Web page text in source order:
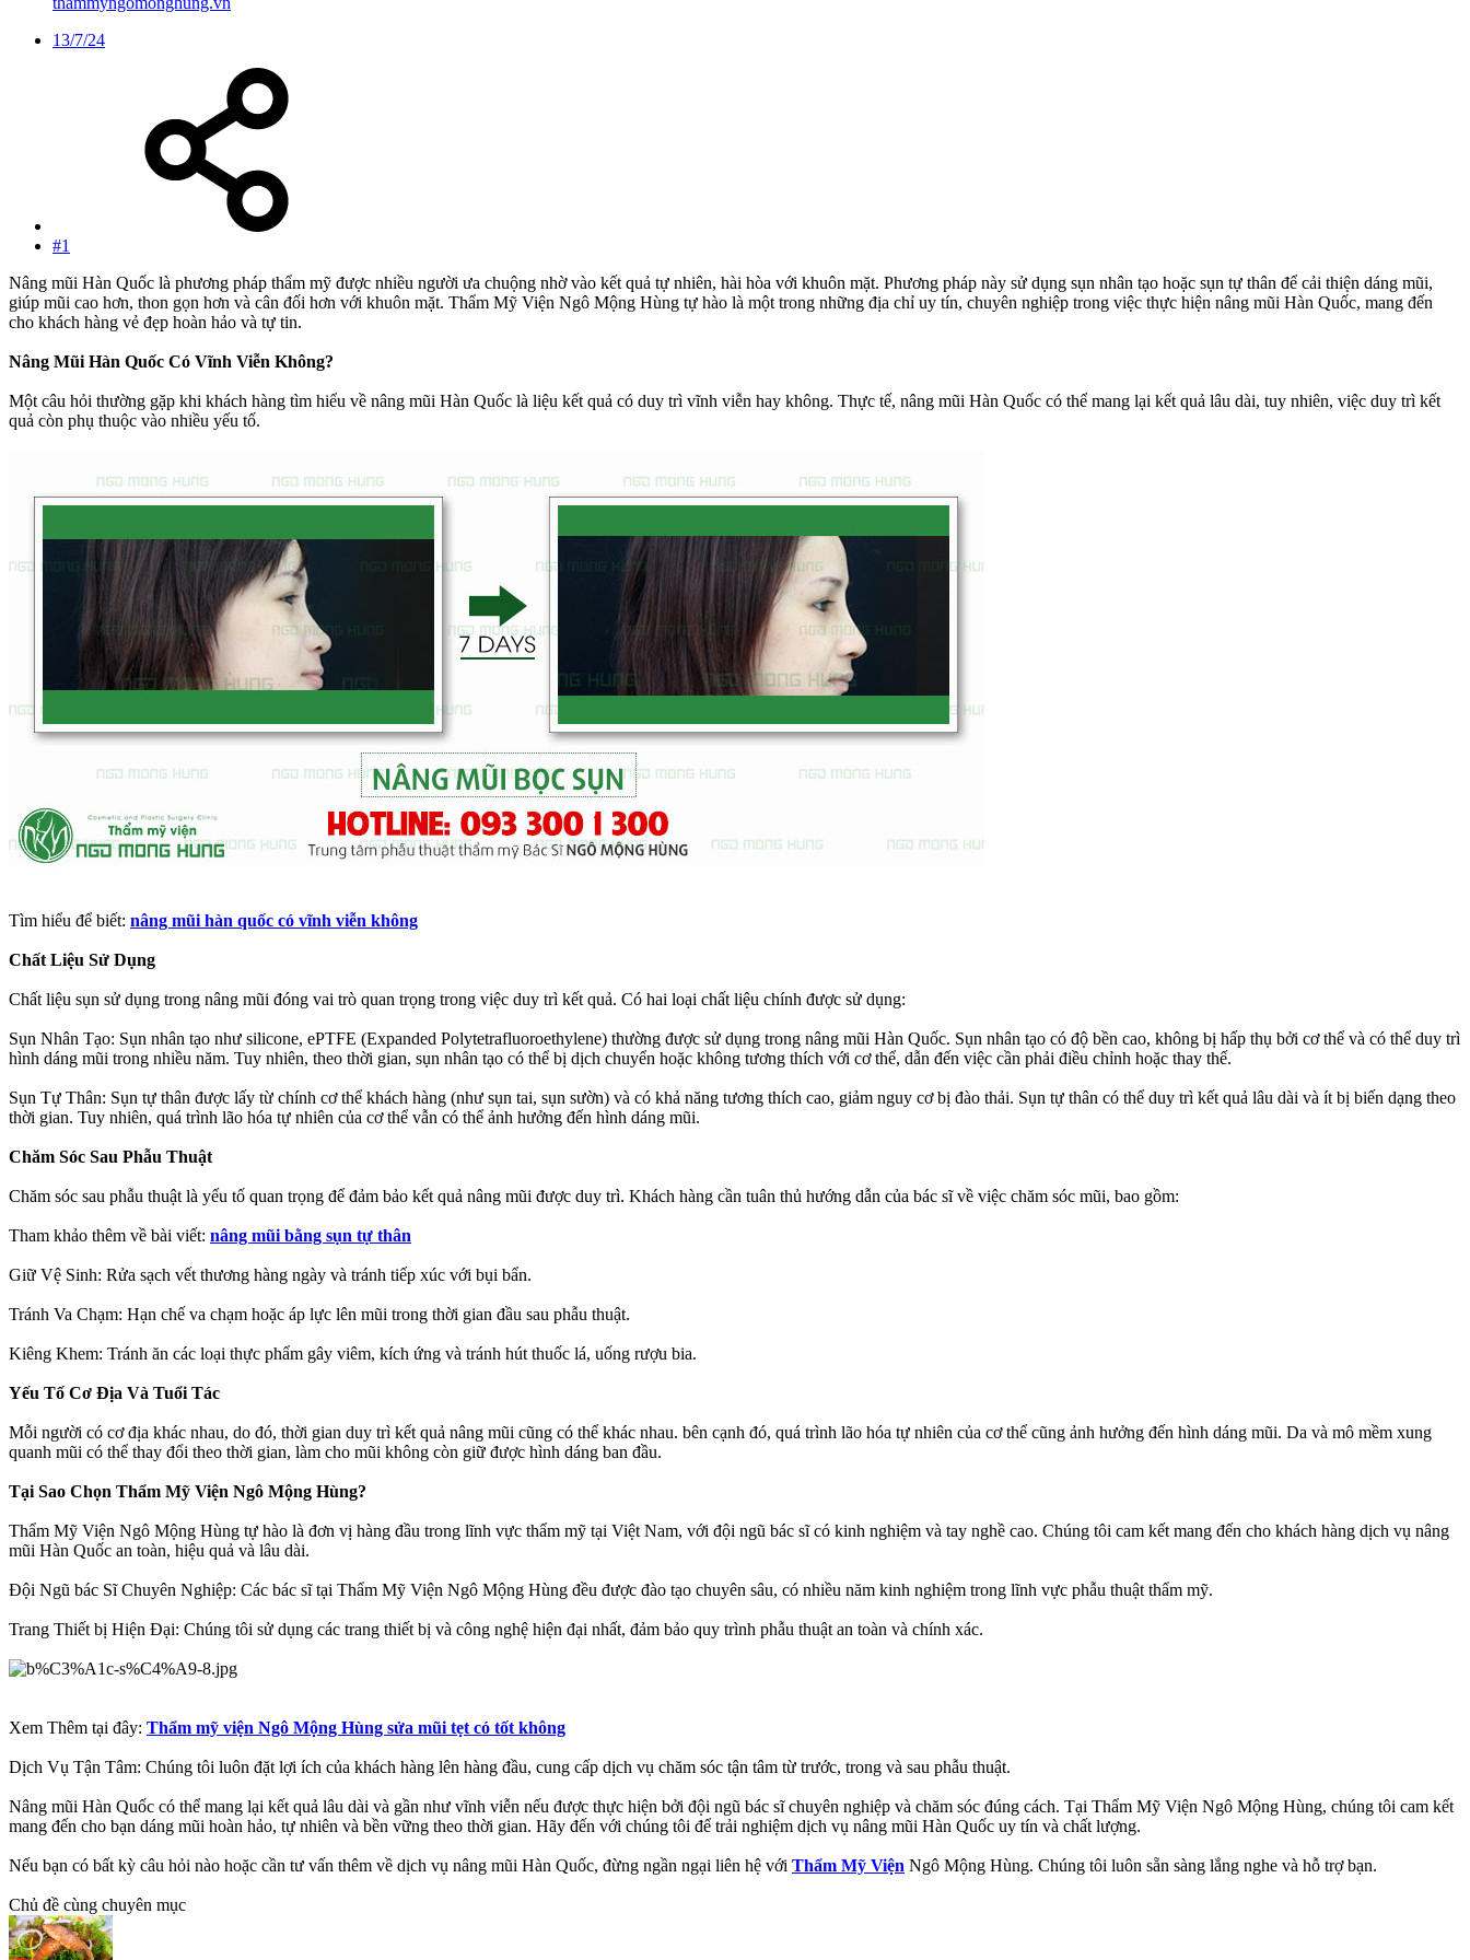
13/7/24
#1
Nâng mũi Hàn Quốc là phương pháp thẩm mỹ được nhiều người ưa chuộng nhờ vào kết quả tự nhiên, hài hòa với khuôn mặt. Phương pháp này sử dụng sụn nhân tạo hoặc sụn tự thân để cải thiện dáng mũi,
giúp mũi cao hơn, thon gọn hơn và cân đối hơn với khuôn mặt. Thẩm Mỹ Viện Ngô Mộng Hùng tự hào là một trong những địa chỉ uy tín, chuyên nghiệp trong việc thực hiện nâng mũi Hàn Quốc, mang đến
cho khách hàng vẻ đẹp hoàn hảo và tự tin.
Nâng Mũi Hàn Quốc Có Vĩnh Viễn Không?
Một câu hỏi thường gặp khi khách hàng tìm hiểu về nâng mũi Hàn Quốc là liệu kết quả có duy trì vĩnh viễn hay không. Thực tế, nâng mũi Hàn Quốc có thể mang lại kết quả lâu dài, tuy nhiên, việc duy trì kết
quả còn phụ thuộc vào nhiều yếu tố.
Tìm hiểu để biết: nâng mũi hàn quốc có vĩnh viễn không
Chất Liệu Sử Dụng
Chất liệu sụn sử dụng trong nâng mũi đóng vai trò quan trọng trong việc duy trì kết quả. Có hai loại chất liệu chính được sử dụng:
Sụn Nhân Tạo: Sụn nhân tạo như silicone, ePTFE (Expanded Polytetrafluoroethylene) thường được sử dụng trong nâng mũi Hàn Quốc. Sụn nhân tạo có độ bền cao, không bị hấp thụ bởi cơ thể và có thể duy trì
hình dáng mũi trong nhiều năm. Tuy nhiên, theo thời gian, sụn nhân tạo có thể bị dịch chuyển hoặc không tương thích với cơ thể, dẫn đến việc cần phải điều chỉnh hoặc thay thế.
Sụn Tự Thân: Sụn tự thân được lấy từ chính cơ thể khách hàng (như sụn tai, sụn sườn) và có khả năng tương thích cao, giảm nguy cơ bị đào thải. Sụn tự thân có thể duy trì kết quả lâu dài và ít bị biến dạng theo
thời gian. Tuy nhiên, quá trình lão hóa tự nhiên của cơ thể vẫn có thể ảnh hưởng đến hình dáng mũi.
Chăm Sóc Sau Phẫu Thuật
Chăm sóc sau phẫu thuật là yếu tố quan trọng để đảm bảo kết quả nâng mũi được duy trì. Khách hàng cần tuân thủ hướng dẫn của bác sĩ về việc chăm sóc mũi, bao gồm:
Tham khảo thêm về bài viết: nâng mũi bằng sụn tự thân
Giữ Vệ Sinh: Rửa sạch vết thương hàng ngày và tránh tiếp xúc với bụi bẩn.
Tránh Va Chạm: Hạn chế va chạm hoặc áp lực lên mũi trong thời gian đầu sau phẫu thuật.
Kiêng Khem: Tránh ăn các loại thực phẩm gây viêm, kích ứng và tránh hút thuốc lá, uống rượu bia.
Yếu Tố Cơ Địa Và Tuổi Tác
Mỗi người có cơ địa khác nhau, do đó, thời gian duy trì kết quả nâng mũi cũng có thể khác nhau. bên cạnh đó, quá trình lão hóa tự nhiên của cơ thể cũng ảnh hưởng đến hình dáng mũi. Da và mô mềm xung
quanh mũi có thể thay đổi theo thời gian, làm cho mũi không còn giữ được hình dáng ban đầu.
Tại Sao Chọn Thẩm Mỹ Viện Ngô Mộng Hùng?
Thẩm Mỹ Viện Ngô Mộng Hùng tự hào là đơn vị hàng đầu trong lĩnh vực thẩm mỹ tại Việt Nam, với đội ngũ bác sĩ có kinh nghiệm và tay nghề cao. Chúng tôi cam kết mang đến cho khách hàng dịch vụ nâng
mũi Hàn Quốc an toàn, hiệu quả và lâu dài.
Đội Ngũ bác Sĩ Chuyên Nghiệp: Các bác sĩ tại Thẩm Mỹ Viện Ngô Mộng Hùng đều được đào tạo chuyên sâu, có nhiều năm kinh nghiệm trong lĩnh vực phẫu thuật thẩm mỹ.
Trang Thiết bị Hiện Đại: Chúng tôi sử dụng các trang thiết bị và công nghệ hiện đại nhất, đảm bảo quy trình phẫu thuật an toàn và chính xác.
Xem Thêm tại đây: Thẩm mỹ viện Ngô Mộng Hùng sửa mũi tẹt có tốt không
Dịch Vụ Tận Tâm: Chúng tôi luôn đặt lợi ích của khách hàng lên hàng đầu, cung cấp dịch vụ chăm sóc tận tâm từ trước, trong và sau phẫu thuật.
Nâng mũi Hàn Quốc có thể mang lại kết quả lâu dài và gần như vĩnh viễn nếu được thực hiện bởi đội ngũ bác sĩ chuyên nghiệp và chăm sóc đúng cách. Tại Thẩm Mỹ Viện Ngô Mộng Hùng, chúng tôi cam kết
mang đến cho bạn dáng mũi hoàn hảo, tự nhiên và bền vững theo thời gian. Hãy đến với chúng tôi để trải nghiệm dịch vụ nâng mũi Hàn Quốc uy tín và chất lượng.
Nếu bạn có bất kỳ câu hỏi nào hoặc cần tư vấn thêm về dịch vụ nâng mũi Hàn Quốc, đừng ngần ngại liên hệ với Thẩm Mỹ Viện Ngô Mộng Hùng. Chúng tôi luôn sẵn sàng lắng nghe và hỗ trợ bạn.
Chủ đề cùng chuyên mục